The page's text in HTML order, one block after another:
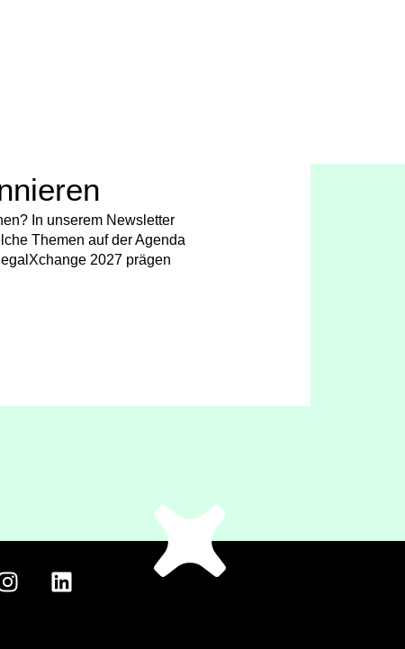
In unserem Newsletter
Themen auf der Agenda
2027 prägen